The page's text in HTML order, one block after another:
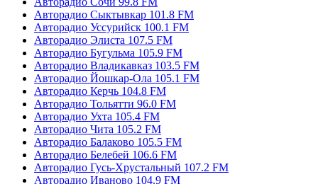
Авторадио Сыктывкар 101.8 FM
Авторадио Уссурийск 100.1 FM
Авторадио Элиста 107.5 FM
Авторадио Бугульма 105.9 FM
Авторадио Владикавказ 103.5 FM
Авторадио Йошкар-Ола 105.1 FM
Авторадио Керчь 104.8 FM
Авторадио Тольятти 96.0 FM
Авторадио Ухта 105.4 FM
Авторадио Чита 105.2 FM
Авторадио Балаково 105.5 FM
Авторадио Белебей 106.6 FM
Авторадио Гусь-Хрустальный 107.2 FM
Авторадио Иваново 104.9 FM